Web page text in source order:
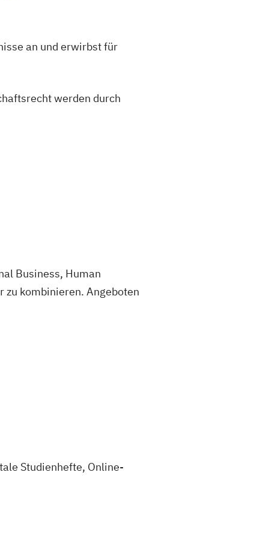
an und erwirbst für
werden durch
Business, Human
zu kombinieren. Angeboten
Studienhefte, Online-